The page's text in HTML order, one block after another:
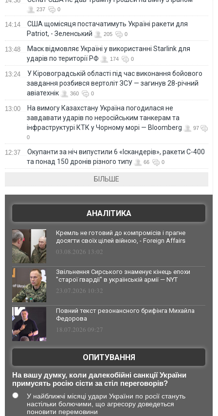
237 0
14:14
США щомісяця постачатимуть Україні ракети для
Patriot, - Зеленський
205 0
13:48
Маск відмовляє Україні у використанні Starlink для
ударів по території РФ
174 0
13:24
У Кіровоградській області під час виконання бойового
завдання розбився вертоліт ЗСУ — загинув 28-річний
авіатехнік
360 0
13:00
На вимогу Казахстану Україна погодилася не
завдавати ударів по неросійським танкерам та
інфраструктурі КТК у Чорному морі — Bloomberg
97
0
12:37
Окупанти за ніч випустили 6 «Іскандерів», ракети С-400
та понад 150 дронів різного типу
66 0
БІЛЬШЕ
АНАЛІТИКА
Кремль не готовий до компромісів і прагне
досягти своїх цілей війною, - Foreign Affairs
03.08.2026 13:02
Звільнення Сирського знаменує кінець епохи
"старої гвардії" в українській армії — NYT
23.07.2026 10:32
Повний текст резонансного брифінга Михайла
Федорова
18.07.2026 09:27
ОПИТУВАННЯ
На вашу думку, коли далекобійні санкції України
примусять росію сісти за стіл переговорів?
У найближчі місяці удари України по росії стануть
настільки болючими, що агресору доведеться
поновити перемовини